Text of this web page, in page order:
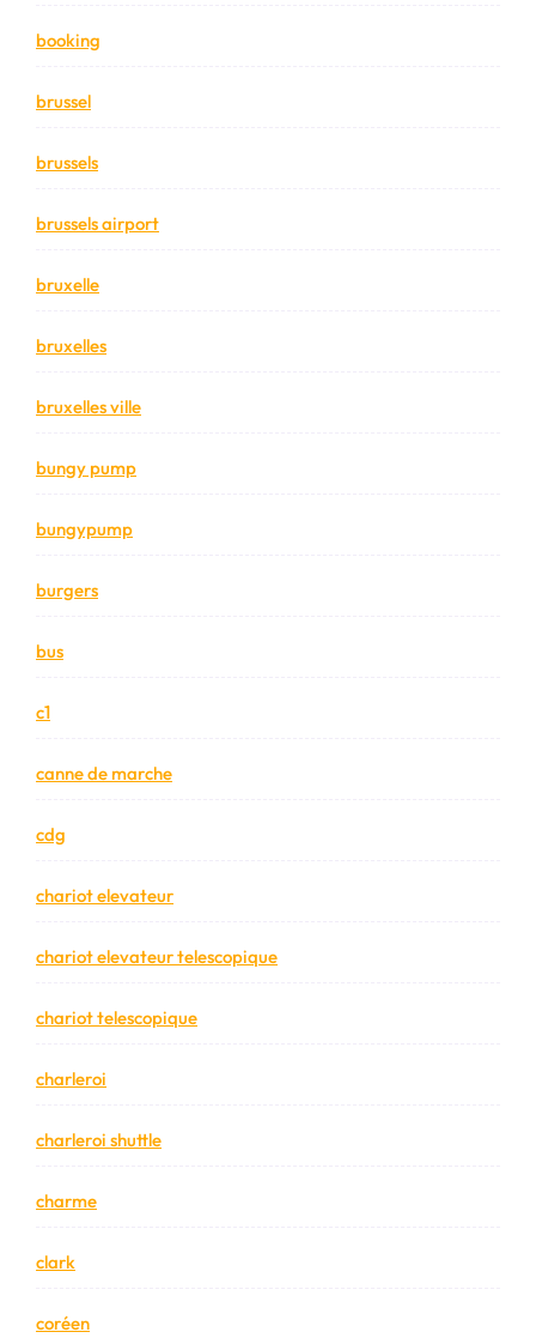
booking
brussel
brussels
brussels airport
bruxelle
bruxelles
bruxelles ville
bungy pump
bungypump
burgers
bus
c1
canne de marche
cdg
chariot elevateur
chariot elevateur telescopique
chariot telescopique
charleroi
charleroi shuttle
charme
clark
coréen